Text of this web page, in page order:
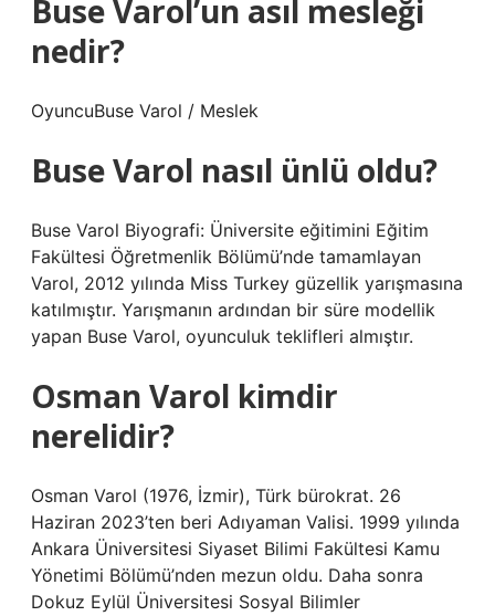
Buse Varol’un asıl mesleği
nedir?
OyuncuBuse Varol / Meslek
Buse Varol nasıl ünlü oldu?
Buse Varol Biyografi: Üniversite eğitimini Eğitim
Fakültesi Öğretmenlik Bölümü’nde tamamlayan
Varol, 2012 yılında Miss Turkey güzellik yarışmasına
katılmıştır. Yarışmanın ardından bir süre modellik
yapan Buse Varol, oyunculuk teklifleri almıştır.
Osman Varol kimdir
nerelidir?
Osman Varol (1976, İzmir), Türk bürokrat. 26
Haziran 2023’ten beri Adıyaman Valisi. 1999 yılında
Ankara Üniversitesi Siyaset Bilimi Fakültesi Kamu
Yönetimi Bölümü’nden mezun oldu. Daha sonra
Dokuz Eylül Üniversitesi Sosyal Bilimler